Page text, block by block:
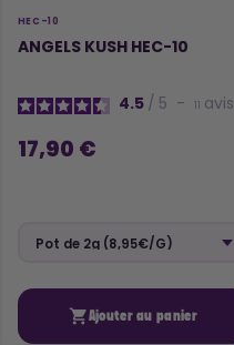
HEC-10
ANGELS KUSH HEC-10
4.5 / 5 - 11 avis
17,90 €
Ajouter au panier